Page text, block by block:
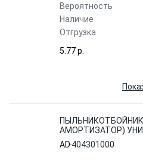
Вероятность
Наличие
Отгрузка
5.77 p.
ПЫЛЬНИКОТБОЙНИК
АМОРТИЗАТОР)
AD 404301000